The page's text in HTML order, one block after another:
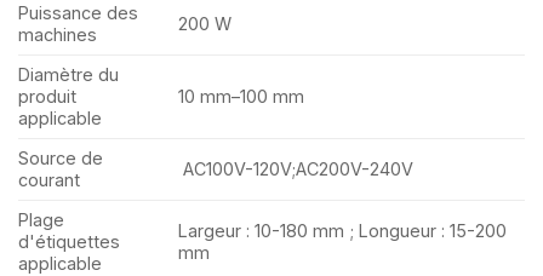
Puissance des
machines
200 W
Diamètre du
produit
applicable
10 mm–100 mm
Source de
courant
AC100V-120V;AC200V-240V
Plage
d'étiquettes
applicable
Largeur : 10-180 mm ; Longueur : 15-200
mm